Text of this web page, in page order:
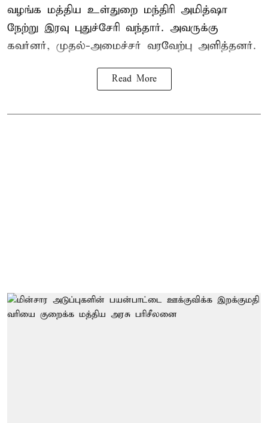
வழங்க மத்திய உள்துறை மந்திரி அமித்ஷா
நேற்று இரவு புதுச்சேரி வந்தார். அவருக்கு
கவர்னர், முதல்-அமைச்சர் வரவேற்பு அளித்தனர்.
Read More